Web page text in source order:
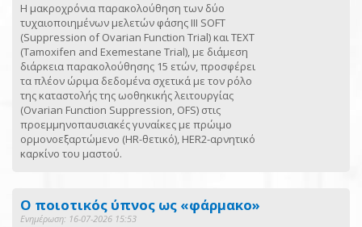
Η μακροχρόνια παρακολούθηση των δύο
τυχαιοποιημένων μελετών φάσης ΙΙΙ SOFT
(Suppression of Ovarian Function Trial) και TEXT
(Tamoxifen and Exemestane Trial), με διάμεση
διάρκεια παρακολούθησης 15 ετών, προσφέρει
τα πλέον ώριμα δεδομένα σχετικά με τον ρόλο
της καταστολής της ωοθηκικής λειτουργίας
(Ovarian Function Suppression, OFS) στις
προεμμηνοπαυσιακές γυναίκες με πρώιμο
ορμονοεξαρτώμενο (HR-θετικό), HER2-αρνητικό
καρκίνο του μαστού.
Ο ποιοτικός ύπνος ως «φάρμακο»
Ενημέρωση: 16-07-2026 15:53